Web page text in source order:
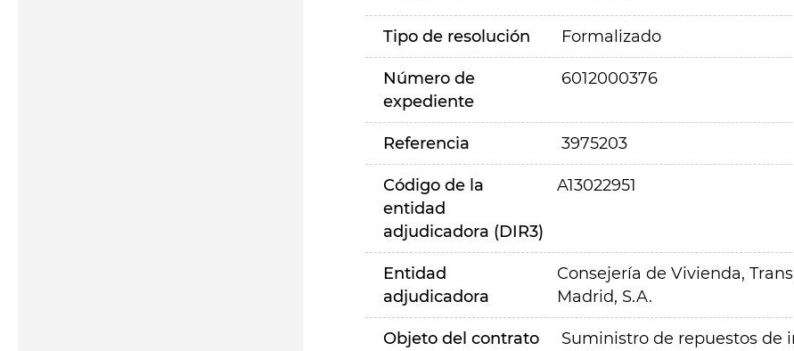
Tipo de resolución Formalizado
Número de
expediente
6012000376
Referencia 3975203
Código de la
entidad
adjudicadora (DIR3)
A13022951
Entidad
adjudicadora
Consejería de Vivienda,
Madrid, S.A.
Objeto del contrato
Suministro de repuestos de